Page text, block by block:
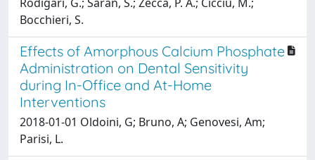
Bocchieri, S.
Effects of Amorphous Calcium Phosphate
Administration on Dental Sensitivity
during In-Office and At-Home
Interventions
2018-01-01 Oldoini, G; Bruno, A; Genovesi, Am;
Parisi, L.